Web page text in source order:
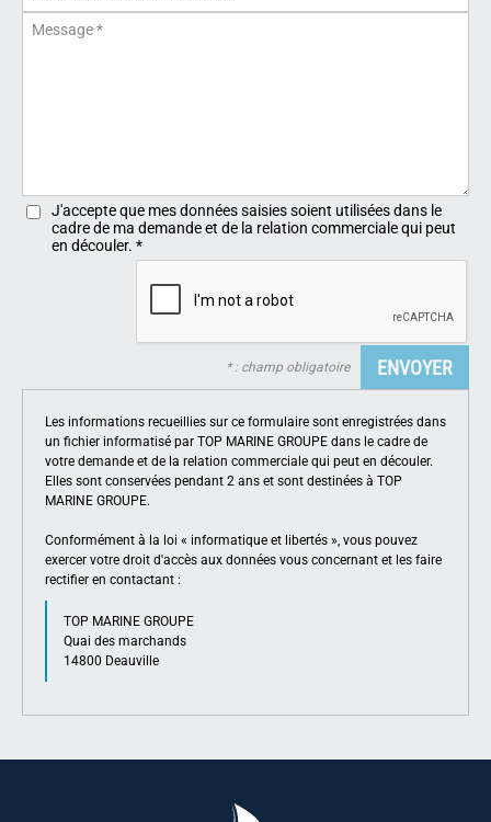
J'accepte que mes données saisies soient utilisées dans le
cadre de ma demande et de la relation commerciale qui peut
en découler. *
* : champ obligatoire
Les informations recueillies sur ce formulaire sont enregistrées dans
un fichier informatisé par TOP MARINE GROUPE dans le cadre de
votre demande et de la relation commerciale qui peut en découler.
Elles sont conservées pendant 2 ans et sont destinées à TOP
MARINE GROUPE.
Conformément à la loi « informatique et libertés », vous pouvez
exercer votre droit d'accès aux données vous concernant et les faire
rectifier en contactant :
TOP MARINE GROUPE
Quai des marchands
14800 Deauville